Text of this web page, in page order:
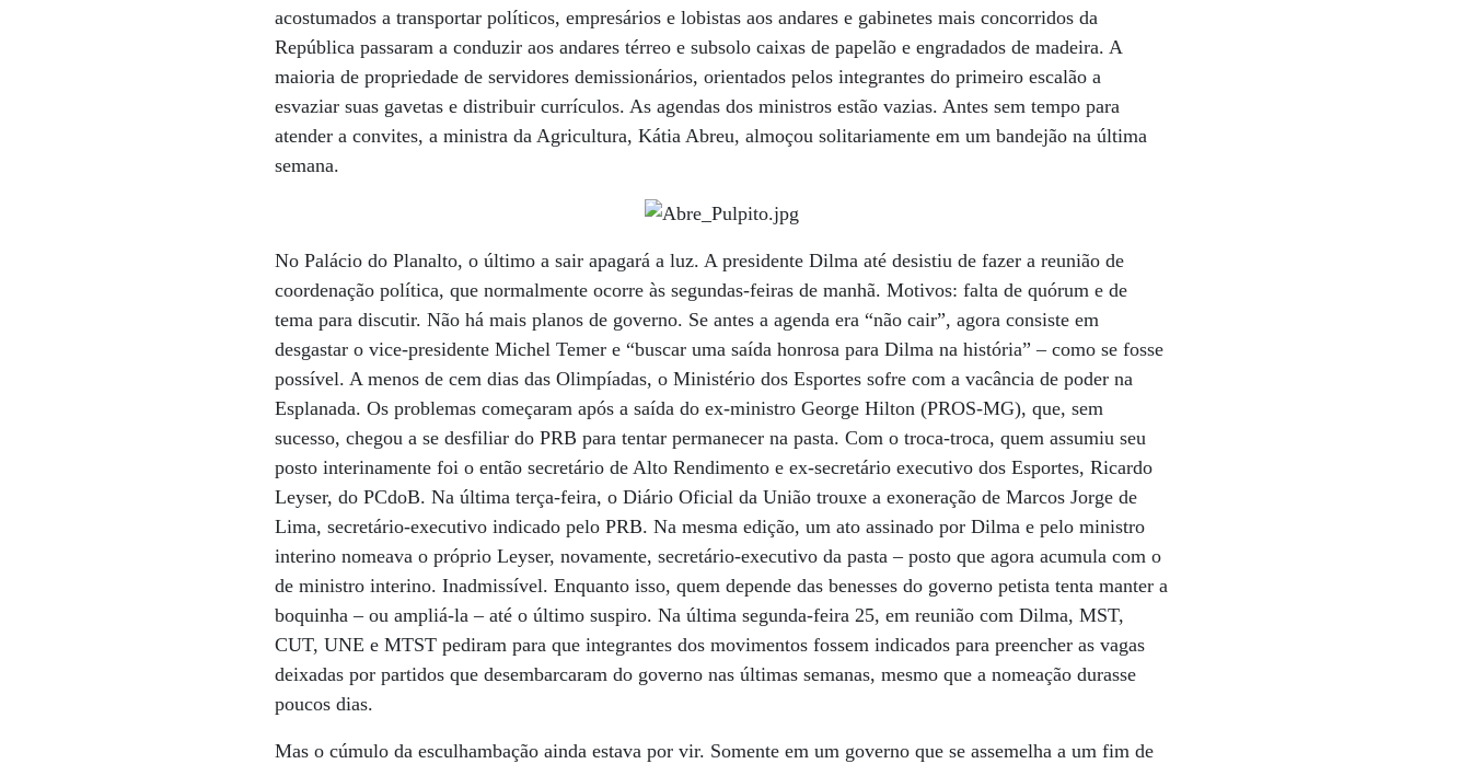
acostumados a transportar políticos, empresários e lobistas aos andares e gabinetes mais concorridos da
República passaram a conduzir aos andares térreo e subsolo caixas de papelão e engradados de madeira. A
maioria de propriedade de servidores demissionários, orientados pelos integrantes do primeiro escalão a
esvaziar suas gavetas e distribuir currículos. As agendas dos ministros estão vazias. Antes sem tempo para
atender a convites, a ministra da Agricultura, Kátia Abreu, almoçou solitariamente em um bandejão na última
semana.
No Palácio do Planalto, o último a sair apagará a luz. A presidente Dilma até desistiu de fazer a reunião de
coordenação política, que normalmente ocorre às segundas-feiras de manhã. Motivos: falta de quórum e de
tema para discutir. Não há mais planos de governo. Se antes a agenda era “não cair”, agora consiste em
desgastar o vice-presidente Michel Temer e “buscar uma saída honrosa para Dilma na história” – como se fosse
possível. A menos de cem dias das Olimpíadas, o Ministério dos Esportes sofre com a vacância de poder na
Esplanada. Os problemas começaram após a saída do ex-ministro George Hilton (PROS-MG), que, sem
sucesso, chegou a se desfiliar do PRB para tentar permanecer na pasta. Com o troca-troca, quem assumiu seu
posto interinamente foi o então secretário de Alto Rendimento e ex-secretário executivo dos Esportes, Ricardo
Leyser, do PCdoB. Na última terça-feira, o Diário Oficial da União trouxe a exoneração de Marcos Jorge de
Lima, secretário-executivo indicado pelo PRB. Na mesma edição, um ato assinado por Dilma e pelo ministro
interino nomeava o próprio Leyser, novamente, secretário-executivo da pasta – posto que agora acumula com o
de ministro interino. Inadmissível. Enquanto isso, quem depende das benesses do governo petista tenta manter a
boquinha – ou ampliá-la – até o último suspiro. Na última segunda-feira 25, em reunião com Dilma, MST,
CUT, UNE e MTST pediram para que integrantes dos movimentos fossem indicados para preencher as vagas
deixadas por partidos que desembarcaram do governo nas últimas semanas, mesmo que a nomeação durasse
poucos dias.
Mas o cúmulo da esculhambação ainda estava por vir. Somente em um governo que se assemelha a um fim de